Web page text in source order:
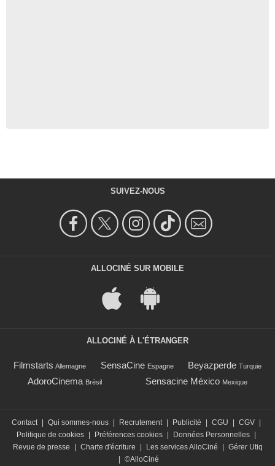
SUIVEZ-NOUS
ALLOCINÉ SUR MOBILE
ALLOCINÉ À L'ÉTRANGER
Filmstarts Allemagne SensaCine Espagne Beyazperde Turquie
AdoroCinema Brésil Sensacine México Mexique
Contact | Qui sommes-nous | Recrutement | Publicité | CGU | CGV |
Politique de cookies | Préférences cookies | Données Personnelles |
Revue de presse
| Charte d'écriture | Les services AlloCiné | Gérer Utiq
| ©AlloCiné